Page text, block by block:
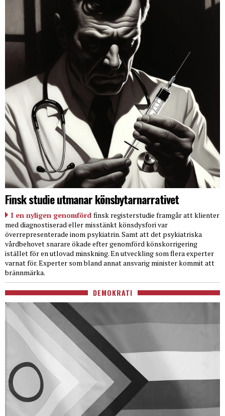
Finsk studie utmanar könsbytarnarrativet
I en nyligen genomförd finsk registerstudie framgår att klienter
med diagnostiserad eller misstänkt könsdysfori var
överrepresenterade inom psykiatrin. Samt att det psykiatriska
vårdbehovet snarare ökade efter genomförd könskorrigering
istället för en utlovad minskning. En utveckling som flera experter
varnat för. Experter som bland annat ansvarig minister kommit att
brännmärka.
DEMOKRATI